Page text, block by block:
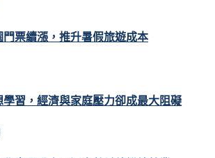
門票續漲，推升暑假旅遊成本
學習，經濟與家庭壓力卻成最大阻礙